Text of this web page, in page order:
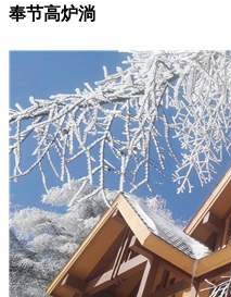
奉节高炉淌